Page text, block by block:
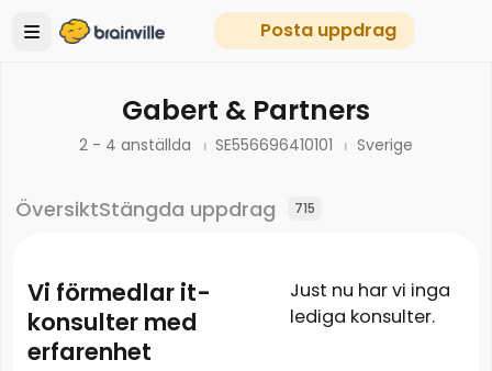
Posta uppdrag
Gabert & Partners
2 - 4 anställda SE556696410101 Sverige
ÖversiktStängda uppdrag 715
Vi förmedlar it-
konsulter med
erfarenhet
Just nu har vi inga
lediga konsulter.